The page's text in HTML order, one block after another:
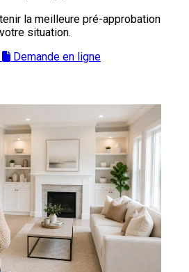
la meilleure pré-approbation
situation.
Demande en ligne